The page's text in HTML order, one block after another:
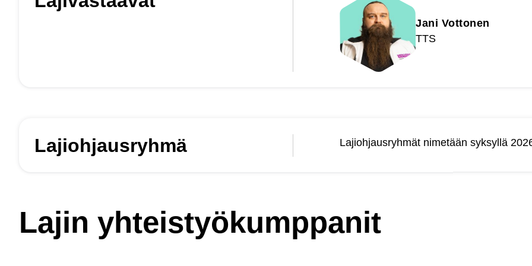
Jani Vottonen
TTS
Lajiohjausryhmä Lajiohjausryhmät nimetään syksyllä
Lajin yhteistyökumppanit